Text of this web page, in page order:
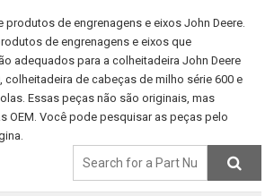
produtos de engrenagens e eixos John Deere.
de engrenagens e eixos que
adequados para a colheitadeira John Deere
colheitadeira de cabeças de milho série 600 e
Essas peças não são originais, mas
OEM. Você pode pesquisar as peças pelo